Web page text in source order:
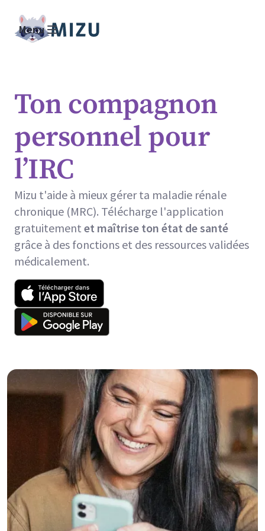
Menu
Ton compagnon
personnel pour
l’IRC
Mizu t'aide à mieux gérer ta maladie rénale
chronique (MRC). Télécharge l'application
gratuitement et maîtrise ton état de santé
grâce à des fonctions et des ressources validées
médicalement.